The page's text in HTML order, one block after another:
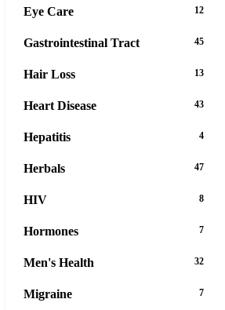
Eye Care 12
Gastrointestinal Tract 45
Hair Loss 13
Heart Disease 43
Hepatitis 4
Herbals 47
HIV 8
Hormones 7
Men's Health 32
Migraine 7